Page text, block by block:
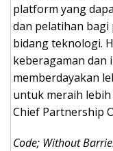
platform yang
dan pelatihan
bidang teknologi.
keberagaman dan
memberdayakan
untuk meraih lebih
Chief Partnership
Code; Without